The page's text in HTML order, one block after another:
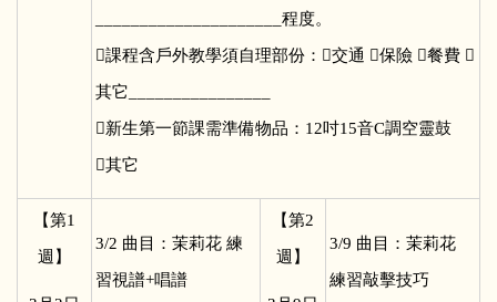
_____________________程度。
課程含戶外教學須自理部份：交通 保險 餐費 
其它________________
新生第一節課需準備物品：12吋15音C調空靈鼓
其它
【第1
週】
3/2 曲目：茉莉花 練
習視譜+唱譜
【第2
週】
3/9 曲目：茉莉花
練習敲擊技巧